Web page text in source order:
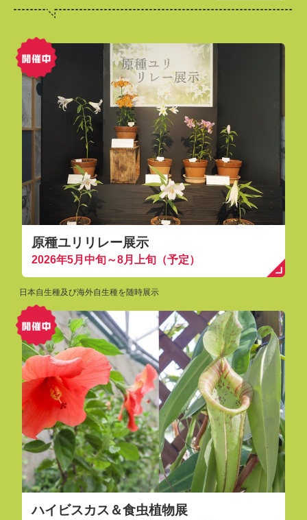
原種ユリリレー展示
2026年5月中旬～8月上旬（予定）
日本自生種及び海外自生種を随時展示
ハイビスカス＆食虫植物展